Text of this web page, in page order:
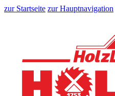
zur Startseite zur Hauptnavigation